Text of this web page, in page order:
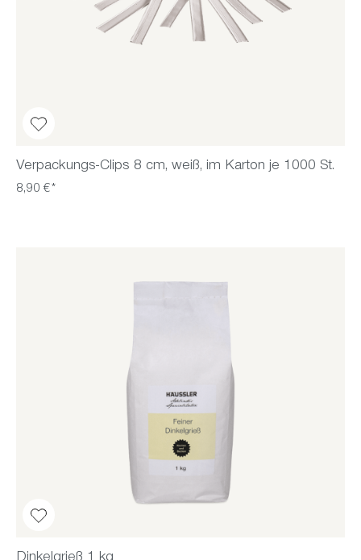
Verpackungs-Clips 8 cm, weiß, im Karton je 1000 St.
8,90 €*